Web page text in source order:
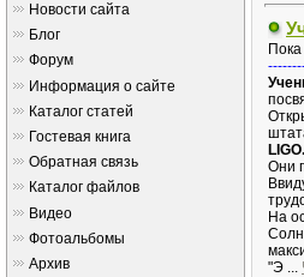
Новости сайта
Блог
Форум
Информация о сайте
Каталог статей
Гостевая книга
Обратная связь
Каталог файлов
Видео
Фотоальбомы
Архив
LIGO.
Они
На
"Э ...